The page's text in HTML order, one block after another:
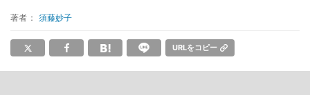
著者： 須藤妙子
URLをコピー